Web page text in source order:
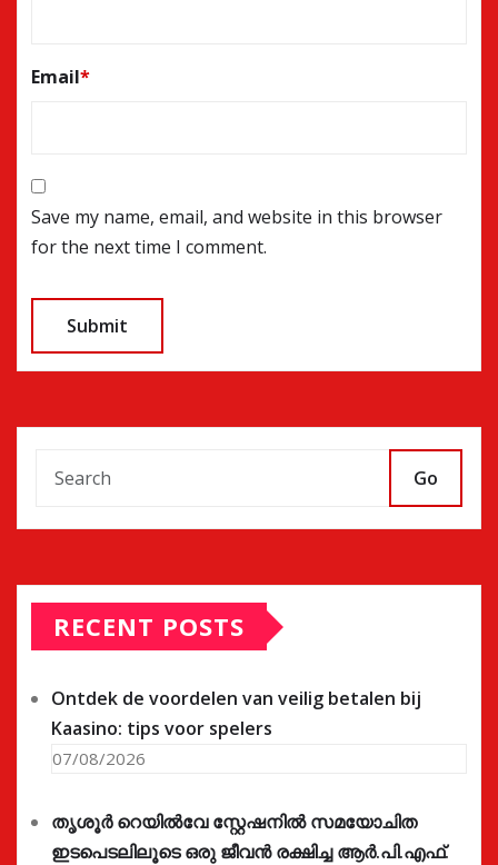
Email*
Save my name, email, and website in this browser
for the next time I comment.
Go
RECENT POSTS
Ontdek de voordelen van veilig betalen bij
Kaasino: tips voor spelers
07/08/2026
തൃശൂർ റെയിൽവേ സ്റ്റേഷനിൽ സമയോചിത
ഇടപെടലിലൂടെ ഒരു ജീവൻ രക്ഷിച്ച ആർ.പി.എഫ്.